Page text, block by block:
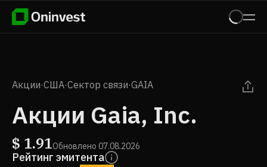
Акции·США·Сектор связи·GAIA
Акции Gaia, Inc.
$ 1.91Обновлено 07.08.2026
Рейтинг эмитента